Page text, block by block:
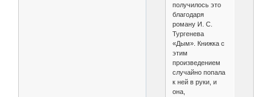
получилось это
благодаря
роману И. С.
Тургенева
«Дым». Книжка с
этим
произведением
случайно попала
к ней в руки, и
она,